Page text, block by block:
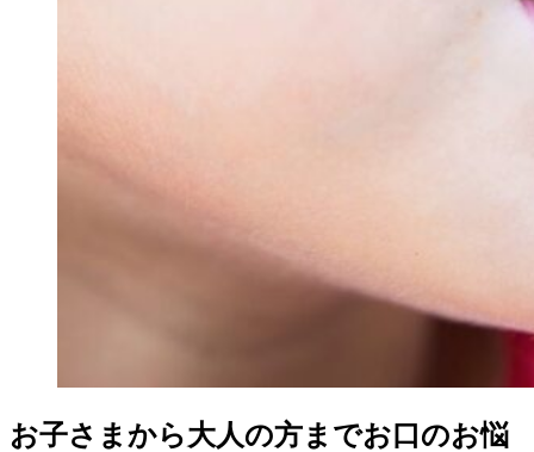
お子さまから大人の方までお口のお悩